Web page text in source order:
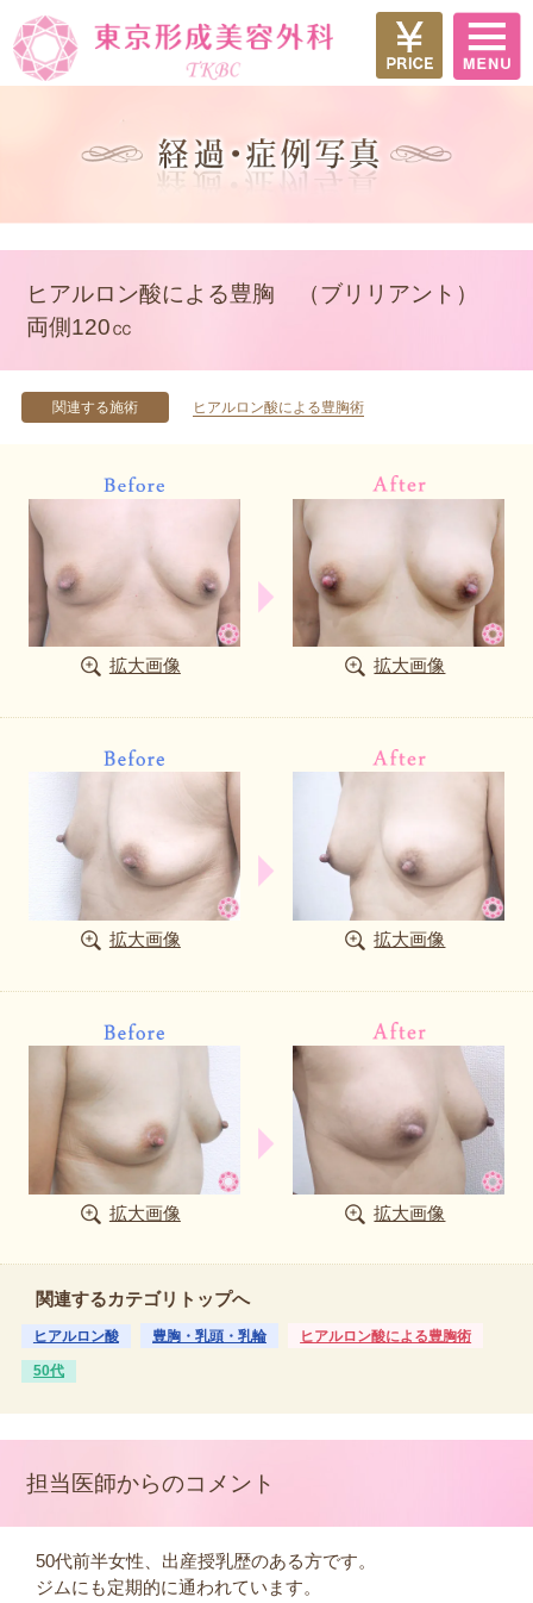
ヒアルロン酸による豊胸 （ブリリアント）
両側120㏄
関連する施術 ヒアルロン酸による豊胸術
拡大画像 拡大画像
拡大画像 拡大画像
拡大画像 拡大画像
関連するカテゴリトップへ
ヒアルロン酸 豊胸・乳頭・乳輪 ヒアルロン酸による豊胸術
50代
担当医師からのコメント
50代前半女性、出産授乳歴のある方です。
ジムにも定期的に通われています。